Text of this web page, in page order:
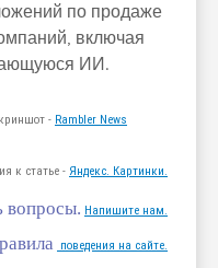
по продаже
включая
ИИ.
- Rambler News
к статье - Яндекс. Картинки.
вопросы. Напишите нам.
поведения на сайте.